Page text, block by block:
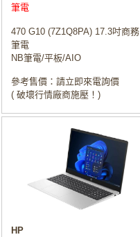
筆電
470 G10 (7Z1Q8PA) 17.3吋商務
筆電
NB筆電/平板/AIO
參考售價：請立即來電詢價
( 破壞行情廠商施壓！)
HP